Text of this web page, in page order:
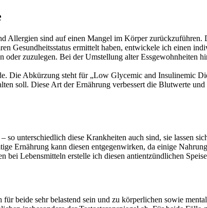
Allergien sind auf einen Mangel im Körper
Gesundheitsstatus ermittelt haben, entwickele ich einen
zuzulegen. Bei der Umstellung alter Essgewohnheiten
Die Abkürzung steht für „Low Glycemic and Insulinemic
soll. Diese Art der Ernährung verbessert die Blutwerte
unterschiedlich diese Krankheiten auch sind, sie lassen
Ernährung kann diesen entgegenwirken, da einige
Lebensmitteln erstelle ich diesen antientzündlichen
beide sehr belastend sein und zu körperlichen sowie